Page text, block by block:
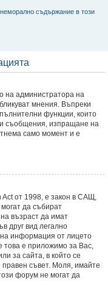
съдържание в този
на администратора на
мнения. Въпреки
функции, които
съобщения, изпращане на
само момент и е
Act от 1998, е закон в САЩ,
да събират
възраст да имат
друг вид легално
информация от лицето
това е приложимо за Вас,
за сайта, в който се
правен съвет. Моля, имайте
форум не могат да